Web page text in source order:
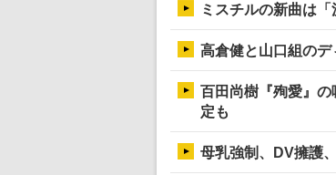
ミスチルの新曲は
高倉健と山口組のデ
百田尚樹『殉愛』
定も
母乳強制、DV擁護